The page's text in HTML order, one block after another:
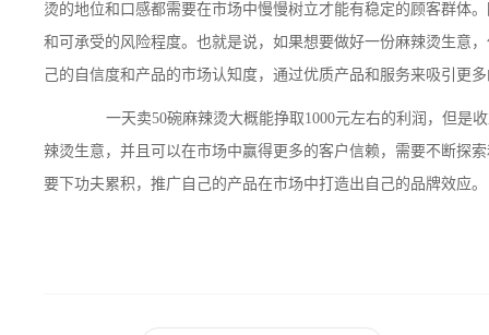
烫的地位和口感都需要在市场中慢慢树立才能有稳定的顾客群体
和可承受的风险程度。也就是说，如果想要做好一份麻辣烫生意
己的自信度和产品的市场认知度，通过优质产品和服务来吸引更
一天卖50碗麻辣烫大概能挣取1000元左右的利润，但是收
辣烫生意，并且可以在市场中赢得更多的客户信赖，需要不断探
要下功夫累积，推广自己的产品在市场中打造出自己的品牌效应。